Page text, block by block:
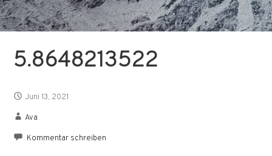
5.8648213522
Juni 13, 2021
Ava
Kommentar schreiben